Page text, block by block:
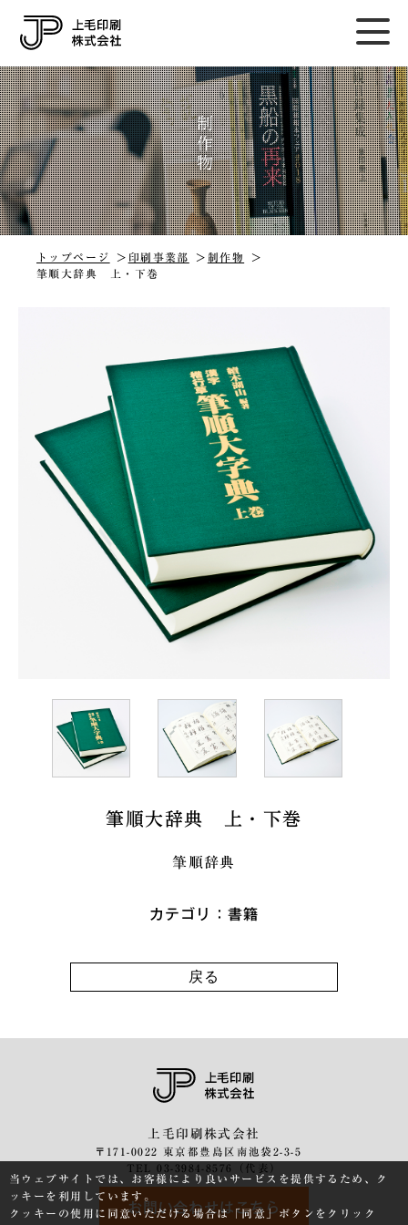
制作物
トップページ 印刷事業部
制作物
筆順大辞典 上・下巻
筆順大辞典 上・下巻
筆順辞典
カテゴリ：書籍
戻る
上毛印刷株式会社
〒171-0022 東京都豊島区南池袋2-3-5
TEL 03-3984-8576（代表）
お問い合わせはこちら
当ウェブサイトでは、お客様により良いサービスを提供するため、ク
ッキーを利用しています。
クッキーの使用に同意いただける場合は「同意」ボタンをクリック